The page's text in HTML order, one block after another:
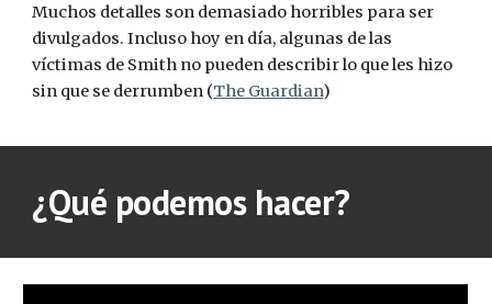
Muchos detalles son demasiado horribles para ser
divulgados. Incluso hoy en día, algunas de las
víctimas de Smith no pueden describir lo que les hizo
sin que se derrumben (The Guardian)
¿Qué podemos hacer?